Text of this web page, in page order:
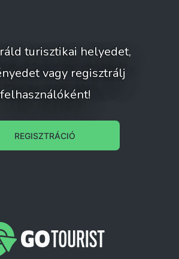
turisztikai helyedet,
vagy regisztrálj
felhasználóként!
REGISZTRÁCIÓ